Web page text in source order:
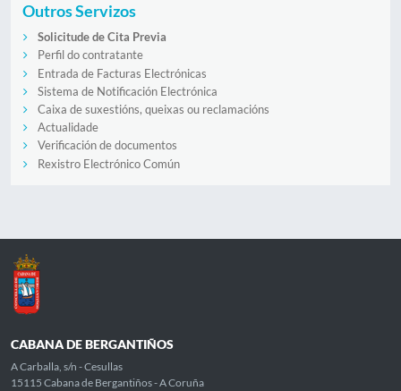
Outros Servizos
Solicitude de Cita Previa
Perfil do contratante
Entrada de Facturas Electrónicas
Sistema de Notificación Electrónica
Caixa de suxestións, queixas ou reclamacións
Actualidade
Verificación de documentos
Rexistro Electrónico Común
CABANA DE BERGANTIÑOS
A Carballa, s/n - Cesullas
15115 Cabana de Bergantiños - A Coruña